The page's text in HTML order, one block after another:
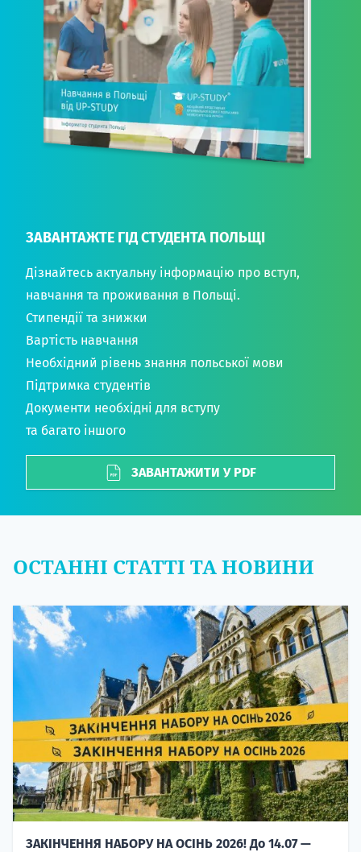
ЗАВАНТАЖТЕ ГІД СТУДЕНТА ПОЛЬЩІ
Дізнайтесь актуальну інформацію про вступ,
навчання та проживання в Польщі.
Стипендії та знижки
Вартість навчання
Необхідний рівень знання польської мови
Підтримка студентів
Документи необхідні для вступу
та багато іншого
ЗАВАНТАЖИТИ У PDF
ОСТАННІ СТАТТІ ТА НОВИНИ
ЗАКІНЧЕННЯ НАБОРУ НА ОСІНЬ 2026! До 14.07 —